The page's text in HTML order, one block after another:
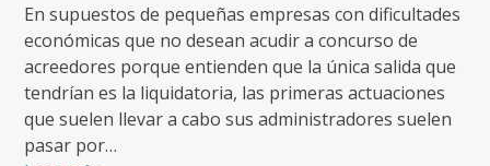
En supuestos de pequeñas empresas con dificultades
económicas que no desean acudir a concurso de
acreedores porque entienden que la única salida que
tendrían es la liquidatoria, las primeras actuaciones
que suelen llevar a cabo sus administradores suelen
pasar por…